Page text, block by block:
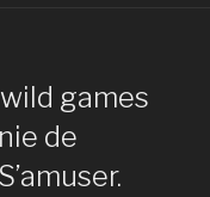
games
de